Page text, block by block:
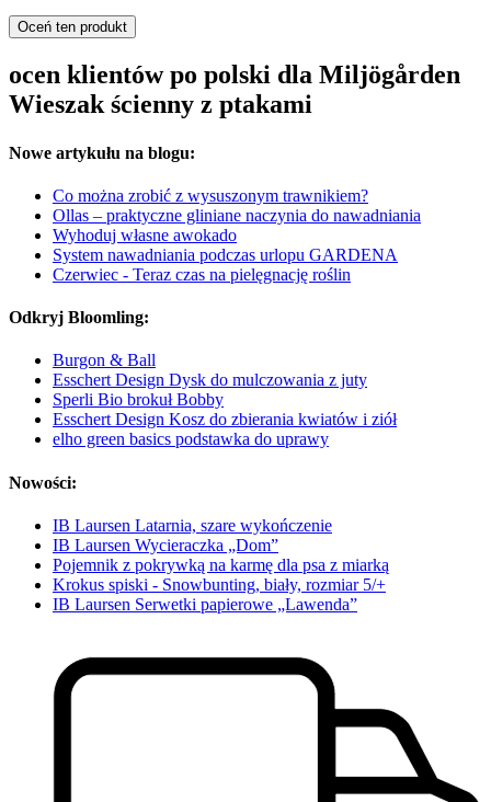
Oceń ten produkt
ocen klientów po polski dla Miljögården
Wieszak ścienny z ptakami
Nowe artykułu na blogu:
Co można zrobić z wysuszonym trawnikiem?
Ollas – praktyczne gliniane naczynia do nawadniania
Wyhoduj własne awokado
System nawadniania podczas urlopu GARDENA
Czerwiec - Teraz czas na pielęgnację roślin
Odkryj Bloomling:
Burgon & Ball
Esschert Design Dysk do mulczowania z juty
Sperli Bio brokuł Bobby
Esschert Design Kosz do zbierania kwiatów i ziół
elho green basics podstawka do uprawy
Nowości:
IB Laursen Latarnia, szare wykończenie
IB Laursen Wycieraczka „Dom”
Pojemnik z pokrywką na karmę dla psa z miarką
Krokus spiski - Snowbunting, biały, rozmiar 5/+
IB Laursen Serwetki papierowe „Lawenda”